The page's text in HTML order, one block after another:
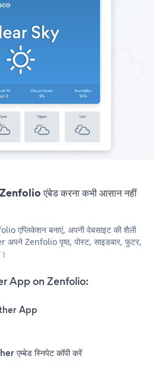
एंबेड करना कभी आसान नहीं
एप्लिकेशन बनाएं, अपनी वेबसाइट की शैली
Zenfolio पृष्ठ, पोस्ट, साइडबार, फुटर,
App on Zenfolio:
App
एम्बेड स्निपेट कॉपी करें